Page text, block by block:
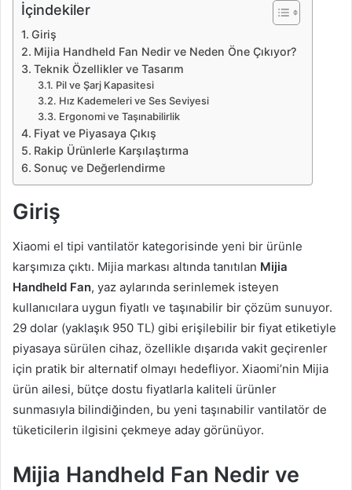
e
İçindekiler
Giriş
Mijia Handheld Fan Nedir ve Neden Öne Çıkıyor?
Teknik Özellikler ve Tasarım
Pil ve Şarj Kapasitesi
Hız Kademeleri ve Ses Seviyesi
Ergonomi ve Taşınabilirlik
Fiyat ve Piyasaya Çıkış
Rakip Ürünlerle Karşılaştırma
Sonuç ve Değerlendirme
Giriş
Xiaomi el tipi vantilatör kategorisinde yeni bir ürünle
karşımıza çıktı. Mijia markası altında tanıtılan Mijia
Handheld Fan, yaz aylarında serinlemek isteyen
kullanıcılara uygun fiyatlı ve taşınabilir bir çözüm sunuyor.
29 dolar (yaklaşık 950 TL) gibi erişilebilir bir fiyat etiketiyle
piyasaya sürülen cihaz, özellikle dışarıda vakit geçirenler
için pratik bir alternatif olmayı hedefliyor. Xiaomi’nin Mijia
ürün ailesi, bütçe dostu fiyatlarla kaliteli ürünler
sunmasıyla bilindiğinden, bu yeni taşınabilir vantilatör de
tüketicilerin ilgisini çekmeye aday görünüyor.
Mijia Handheld Fan Nedir ve